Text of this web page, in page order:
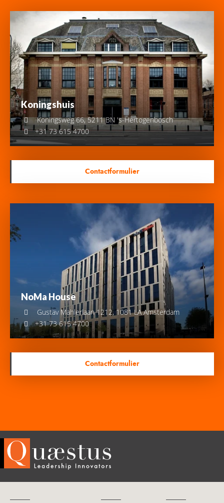
Koningshuis
Koningsweg 66, 5211 BN 's-Hertogenbosch
+31 73 615 4700
Contactformulier
NoMa House
Gustav Mahlerlaan 1212, 1081 LA Amsterdam
+31 73 615 4700
Contactformulier